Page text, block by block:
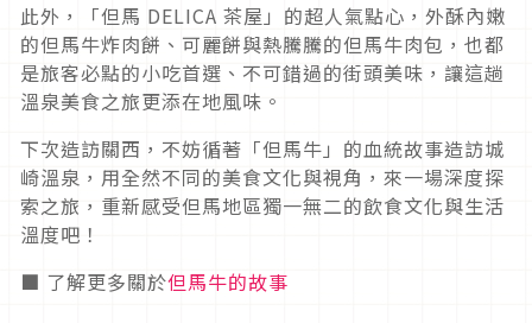
此外，「但馬 DELICA 茶屋」的超人氣點心，外酥內嫩
的但馬牛炸肉餅、可麗餅與熱騰騰的但馬牛肉包，也都
是旅客必點的小吃首選、不可錯過的街頭美味，讓這趟
溫泉美食之旅更添在地風味。
下次造訪關西，不妨循著「但馬牛」的血統故事造訪城
崎溫泉，用全然不同的美食文化與視角，來一場深度探
索之旅，重新感受但馬地區獨一無二的飲食文化與生活
溫度吧！
■ 了解更多關於但馬牛的故事